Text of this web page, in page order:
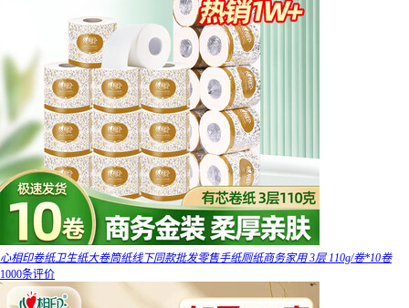
心相印卷纸卫生纸大卷筒纸线下同款批发零售手纸厕纸商务家用 3层 110g/卷*10卷
1000条评价